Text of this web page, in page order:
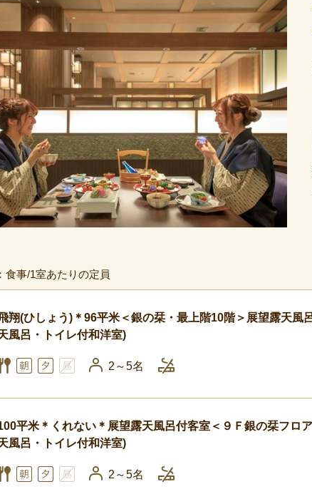
食事/1室あたりの定員
翔(ひしょう)＊96平米＜銀の栞・最上階10階＞展望露天風
風呂・トイレ付和洋室)
2～5名
平米＊くれない＊展望露天風呂付客室＜９Ｆ銀の栞フロ
風呂・トイレ付和洋室)
2～5名